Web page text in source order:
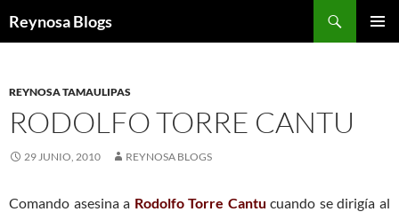
Reynosa Blogs
REYNOSA TAMAULIPAS
RODOLFO TORRE CANTU
29 JUNIO, 2010 REYNOSA BLOGS
Comando asesina a Rodolfo Torre Cantu cuando se dirigía al